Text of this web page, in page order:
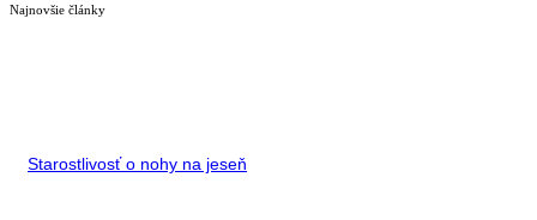
Najnovšie články
Starostlivosť o nohy na jeseň